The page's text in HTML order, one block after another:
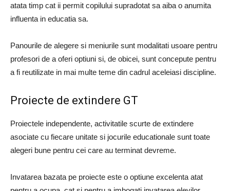
atata timp cat ii permit copilului supradotat sa aiba o anumita
influenta in educatia sa.
Panourile de alegere si meniurile sunt modalitati usoare pentru
profesori de a oferi optiuni si, de obicei, sunt concepute pentru
a fi reutilizate in mai multe teme din cadrul aceleiasi discipline.
Proiecte de extindere GT
Proiectele independente, activitatile scurte de extindere
asociate cu fiecare unitate si jocurile educationale sunt toate
alegeri bune pentru cei care au terminat devreme.
Invatarea bazata pe proiecte este o optiune excelenta atat